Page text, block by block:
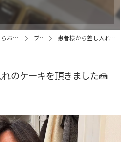
愛知県長久手市の歯科ならおちデンタルクリニック長久手 ブログ 患者様から差し入れのケーキを頂きました🍰
のケーキを頂きました🍰